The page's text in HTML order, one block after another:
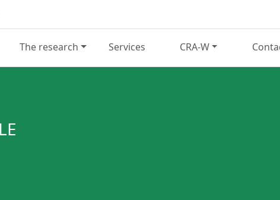
The research Services CRA-W